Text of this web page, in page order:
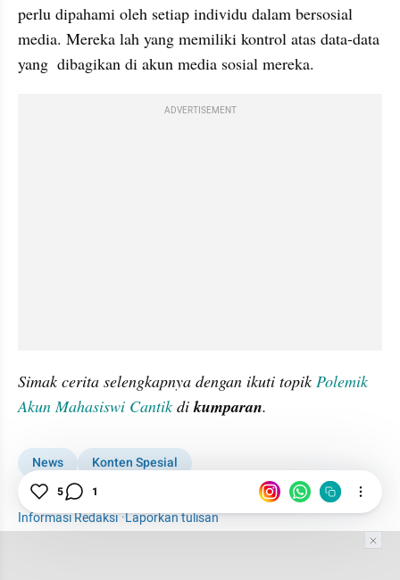
perlu dipahami oleh setiap individu dalam bersosial
media. Mereka lah yang memiliki kontrol atas data-data
yang  dibagikan di akun media sosial mereka.
ADVERTISEMENT
Simak cerita selengkapnya dengan ikuti topik Polemik
Akun Mahasiswi Cantik di kumparan.
News
Konten Spesial
Polemik Akun Mahasiswi Cantik
UU ITE
Informasi Redaksi·Laporkan tulisan
5 1